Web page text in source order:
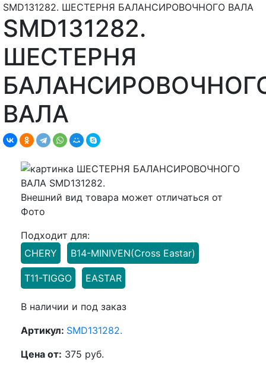
SMD131282. ШЕСТЕРНЯ БАЛАНСИРОВОЧНОГО ВАЛА
SMD131282.
ШЕСТЕРНЯ
ВАЛА
Внешний вид товара может отличаться от
Фото
Подходит для:
CHERY
B14-MINIVEN(Cross Eastar)
T11-TIGGO EASTAR
В наличии и под заказ
Артикул: SMD131282.
Цена от: 375 руб.